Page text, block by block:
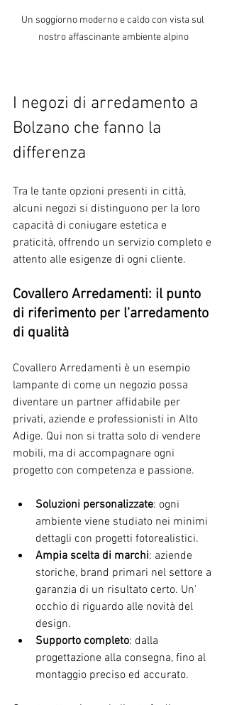
Un soggiorno moderno e caldo con vista sul
nostro affascinante ambiente alpino
I negozi di arredamento a
Bolzano che fanno la
differenza
Tra le tante opzioni presenti in città,
alcuni negozi si distinguono per la loro
capacità di coniugare estetica e
praticità, offrendo un servizio completo e
attento alle esigenze di ogni cliente.
Covallero Arredamenti: il punto
di riferimento per l’arredamento
di qualità
Covallero Arredamenti è un esempio
lampante di come un negozio possa
diventare un partner affidabile per
privati, aziende e professionisti in Alto
Adige. Qui non si tratta solo di vendere
mobili, ma di accompagnare ogni
progetto con competenza e passione.
Soluzioni personalizzate: ogni
ambiente viene studiato nei minimi
dettagli con progetti fotorealistici.
Ampia scelta di marchi: aziende
storiche, brand primari nel settore a
garanzia di un risultato certo. Un'
occhio di riguardo alle novità del
design.
Supporto completo: dalla
progettazione alla consegna, fino al
montaggio preciso ed accurato.